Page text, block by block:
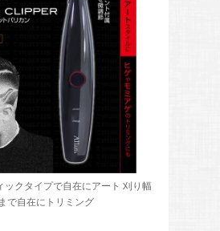
ックタイプで自在にアート 刈り幅
で自在にトリミング